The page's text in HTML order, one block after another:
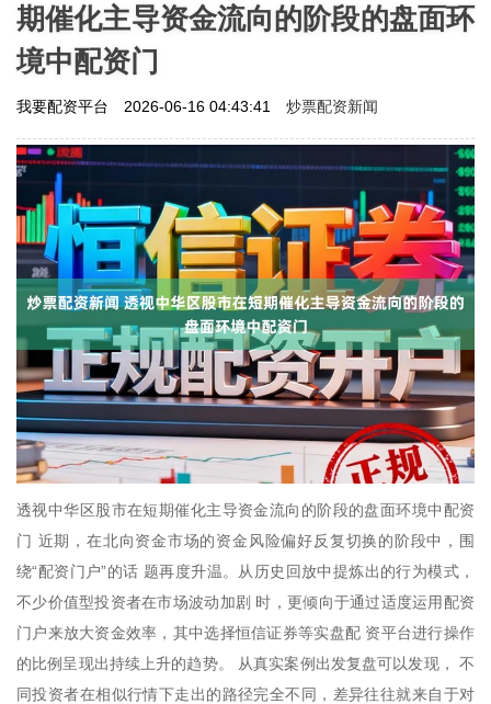
期催化主导资金流向的阶段的盘面环
境中配资门
我要配资平台 2026-06-16 04:43:41 炒票配资新闻
透视中华区股市在短期催化主导资金流向的阶段的盘面环境中配资
门 近期，在北向资金市场的资金风险偏好反复切换的阶段中，围
绕“配资门户”的话 题再度升温。从历史回放中提炼出的行为模式，
不少价值型投资者在市场波动加剧 时，更倾向于通过适度运用配资
门户来放大资金效率，其中选择恒信证券等实盘配 资平台进行操作
的比例呈现出持续上升的趋势。 从真实案例出发复盘可以发现， 不
同投资者在相似行情下走出的路径完全不同，差异往往就来自于对